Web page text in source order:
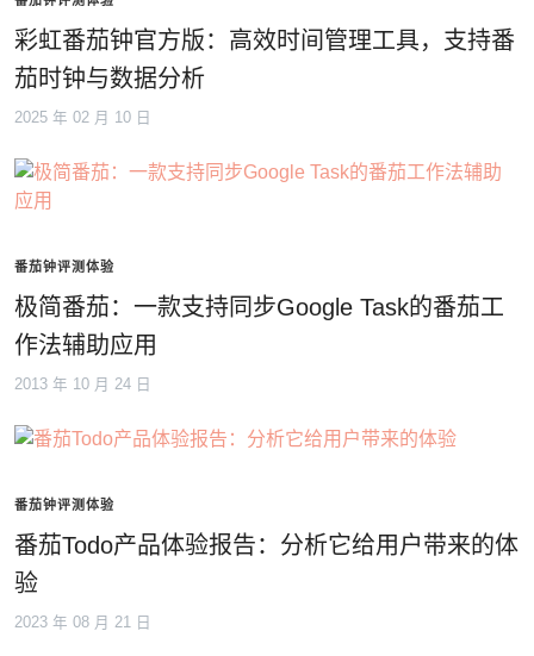
彩虹番茄钟官方版：高效时间管理工具，支持番
茄时钟与数据分析
2025 年 02 月 10 日
番茄钟评测体验
极简番茄：一款支持同步Google Task的番茄工
作法辅助应用
2013 年 10 月 24 日
番茄钟评测体验
番茄Todo产品体验报告：分析它给用户带来的体
验
2023 年 08 月 21 日